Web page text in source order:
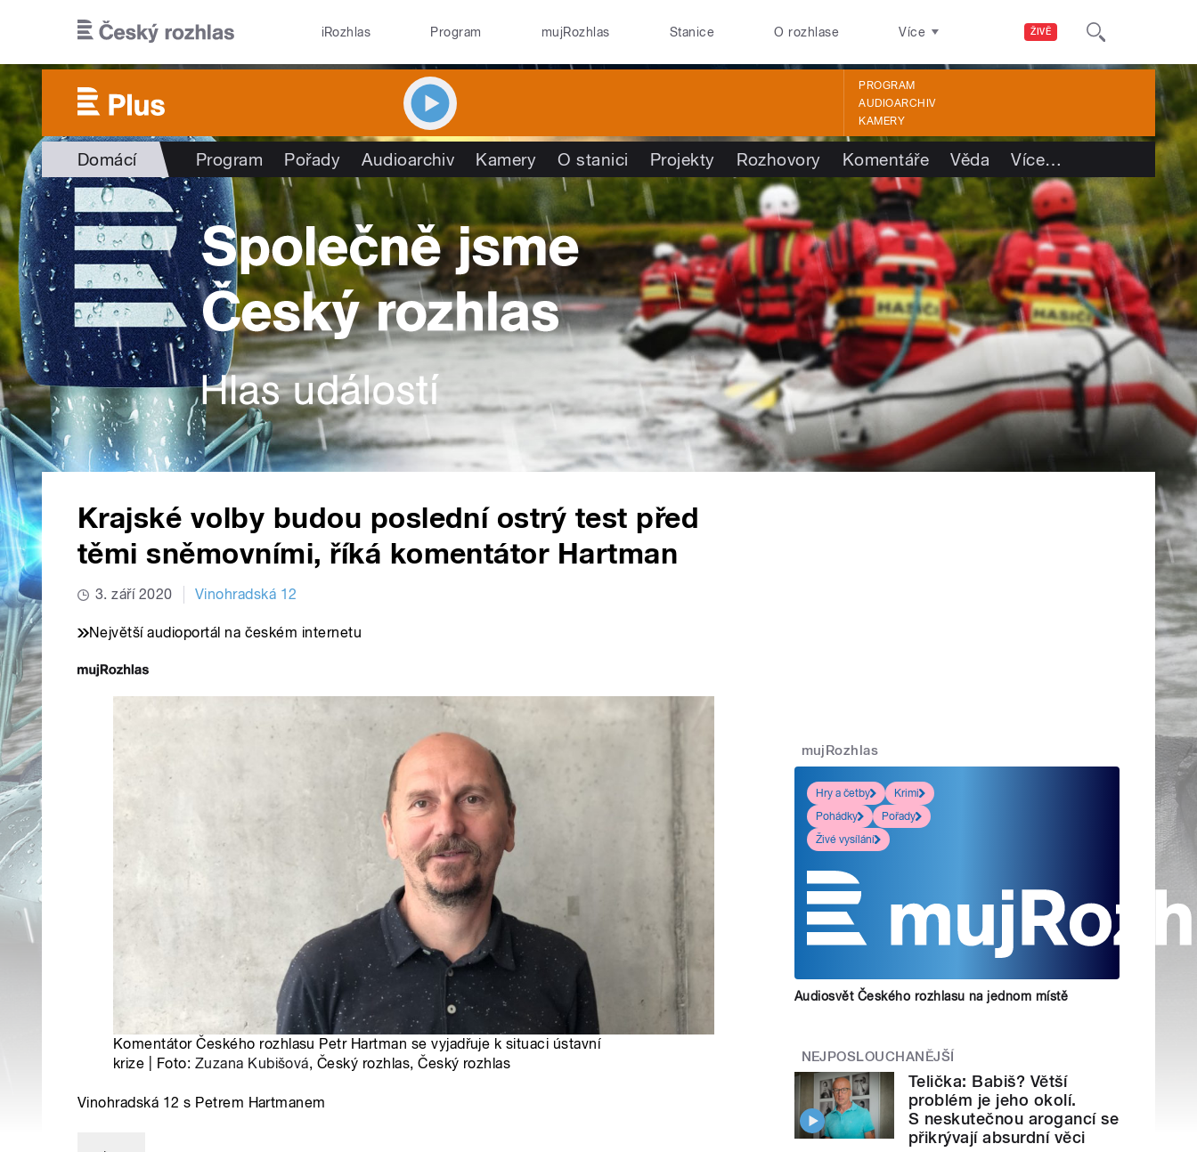
ŽIVĚ
iRozhlas Program mujRozhlas Stanice O rozhlase Více
PROGRAM
AUDIOARCHIV
KAMERY
Domácí Program Pořady Audioarchiv Kamery O stanici Projekty Rozhovory Komentáře Věda Více…
Krajské volby budou poslední ostrý test před
těmi sněmovními, říká komentátor Hartman
3. září 2020 Vinohradská 12
Největší audioportál na českém internetu
Komentátor Českého rozhlasu Petr Hartman se vyjadřuje k situaci ústavní
krize | Foto: Zuzana Kubišová, Český rozhlas, Český rozhlas
Vinohradská 12 s Petrem Hartmanem
mujRozhlas
Hry a četby
Krimi
Pohádky
Pořady
Živé vysílání
Audiosvět Českého rozhlasu na jednom místě
NEJPOSLOUCHANĚJŠÍ
Telička: Babiš? Větší
problém je jeho okolí.
S neskutečnou arogancí se
přikrývají absurdní věci